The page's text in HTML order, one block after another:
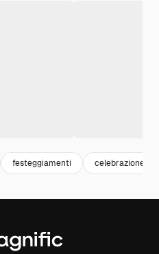
festeggiamenti celebrazione